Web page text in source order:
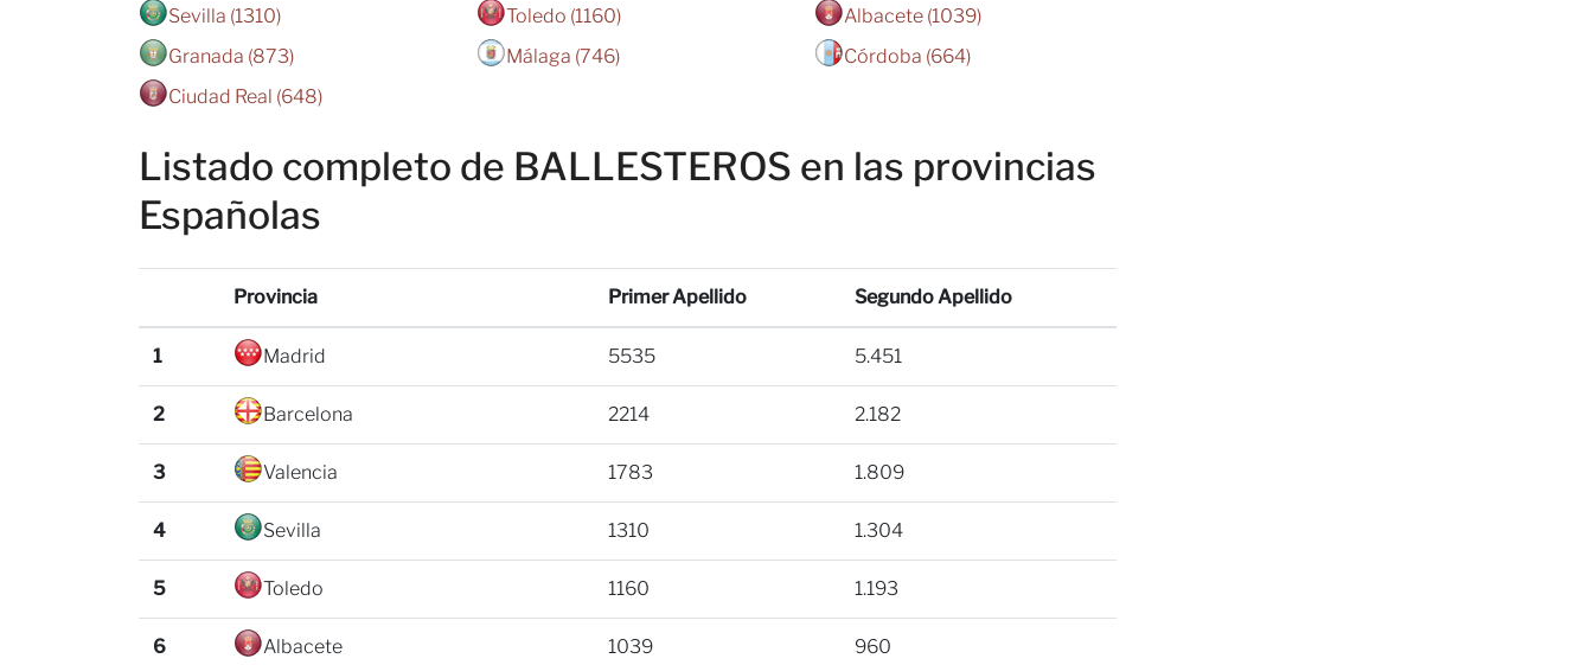
Sevilla (1310)
Toledo (1160)
Albacete (1039)
Granada (873)
Málaga (746)
Córdoba (664)
Ciudad Real (648)
Listado completo de BALLESTEROS en las provincias
Españolas
Provincia Primer Apellido Segundo Apellido
1 Madrid 5535 5.451
2 Barcelona 2214 2.182
3 Valencia 1783 1.809
4 Sevilla 1310 1.304
5 Toledo 1160 1.193
6 Albacete 1039 960